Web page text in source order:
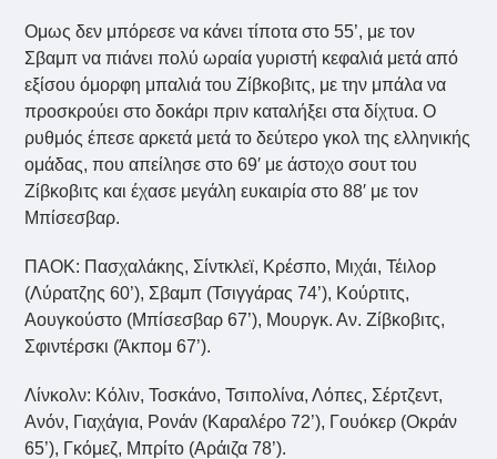
Ομως δεν μπόρεσε να κάνει τίποτα στο 55’, με τον
Σβαμπ να πιάνει πολύ ωραία γυριστή κεφαλιά μετά από
εξίσου όμορφη μπαλιά του Ζίβκοβιτς, με την μπάλα να
προσκρούει στο δοκάρι πριν καταλήξει στα δίχτυα. O
ρυθμός έπεσε αρκετά μετά το δεύτερο γκολ της ελληνικής
ομάδας, που απείλησε στο 69′ με άστοχο σουτ του
Ζίβκοβιτς και έχασε μεγάλη ευκαιρία στο 88′ με τον
Μπίσεσβαρ.
ΠΑΟΚ: Πασχαλάκης, Σίντκλεϊ, Κρέσπο, Μιχάι, Τέιλορ
(Λύρατζης 60’), Σβαμπ (Τσιγγάρας 74’), Κούρτιτς,
Αουγκούστο (Μπίσεσβαρ 67’), Μουργκ. Αν. Ζίβκοβιτς,
Σφιντέρσκι (Άκπομ 67’).
Λίνκολν: Κόλιν, Τοσκάνο, Τσιπολίνα, Λόπες, Σέρτζεντ,
Ανόν, Γιαχάγια, Ρονάν (Καραλέρο 72’), Γουόκερ (Οκράν
65’), Γκόμεζ, Μπρίτο (Αράιζα 78’).